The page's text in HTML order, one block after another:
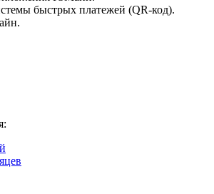
быстрых платежей (QR-код).